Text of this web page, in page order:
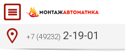
+7 (49232) 2-19-01